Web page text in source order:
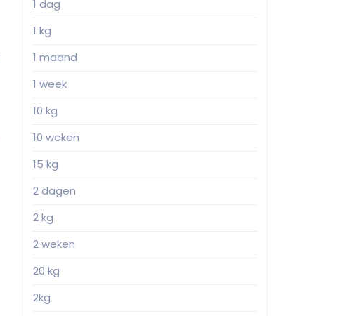
1 dag
1 kg
1 maand
1 week
10 kg
10 weken
15 kg
2 dagen
2 kg
2 weken
20 kg
2kg